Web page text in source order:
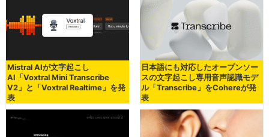
Mistral AIが文字起こし
AI「Voxtral Mini Transcribe
V2」と「Voxtral Realtime」を発
表
日本語にも対応したオープンソー
スの文字起こし専用音声認識モデ
ル「Transcribe」をCohereが発
表